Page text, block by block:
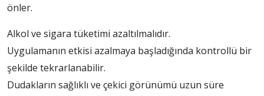
önler.
Alkol ve sigara tüketimi azaltılmalıdır.
Uygulamanın etkisi azalmaya başladığında kontrollü bir
şekilde tekrarlanabilir.
Dudakların sağlıklı ve çekici görünümü uzun süre